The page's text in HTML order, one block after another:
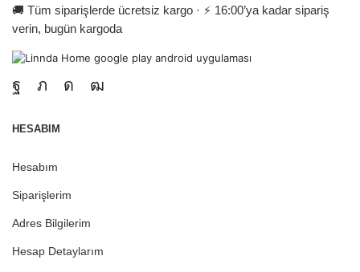
🚚 Tüm siparişlerde ücretsiz kargo · ⚡ 16:00’ya kadar sipariş
verin, bugün kargoda
HESABIM
Hesabım
Siparişlerim
Adres Bilgilerim
Hesap Detaylarım